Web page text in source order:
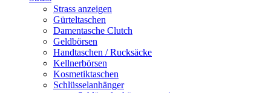
Strass anzeigen
Gürteltaschen
Damentasche Clutch
Geldbörsen
Handtaschen / Rucksäcke
Kellnerbörsen
Kosmetiktaschen
Schlüsselanhänger